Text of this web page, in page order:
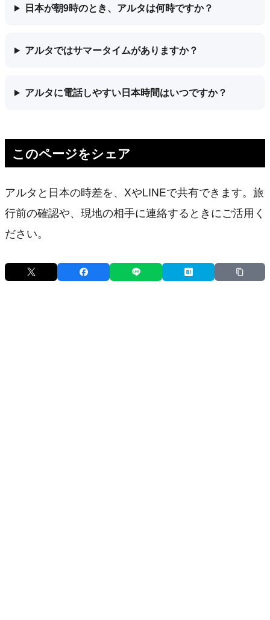
日本が朝9時のとき、アルタは何時ですか？
アルタではサマータイムがありますか？
アルタに電話しやすい日本時間はいつですか？
このページをシェア
アルタと日本の時差を、XやLINEで共有できます。旅
行前の確認や、現地の相手に連絡するときにご活用く
ださい。